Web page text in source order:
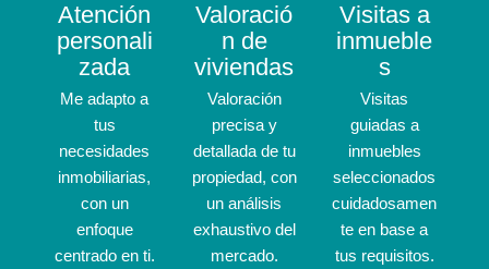
Atención
personali
zada
Me adapto a
tus
necesidades
inmobiliarias,
con un
enfoque
centrado en ti.
Valoració
n de
viviendas
Valoración
precisa y
detallada de tu
propiedad, con
un análisis
exhaustivo del
mercado.
Visitas a
inmueble
s
Visitas
guiadas a
inmuebles
seleccionados
cuidadosamen
te en base a
tus requisitos.